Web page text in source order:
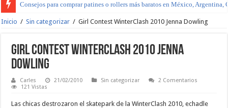
Consejos para comprar patines o rollers más baratos en México, Argentina,
Inicio / Sin categorizar / Girl Contest WinterClash 2010 Jenna Dowling
Girl Contest WinterClash 2010 Jenna
Dowling
Carles 21/02/2010 Sin categorizar
2 Comentarios
121 Vistas
Las chicas destrozaron el skatepark de la WinterClash 2010, echadle